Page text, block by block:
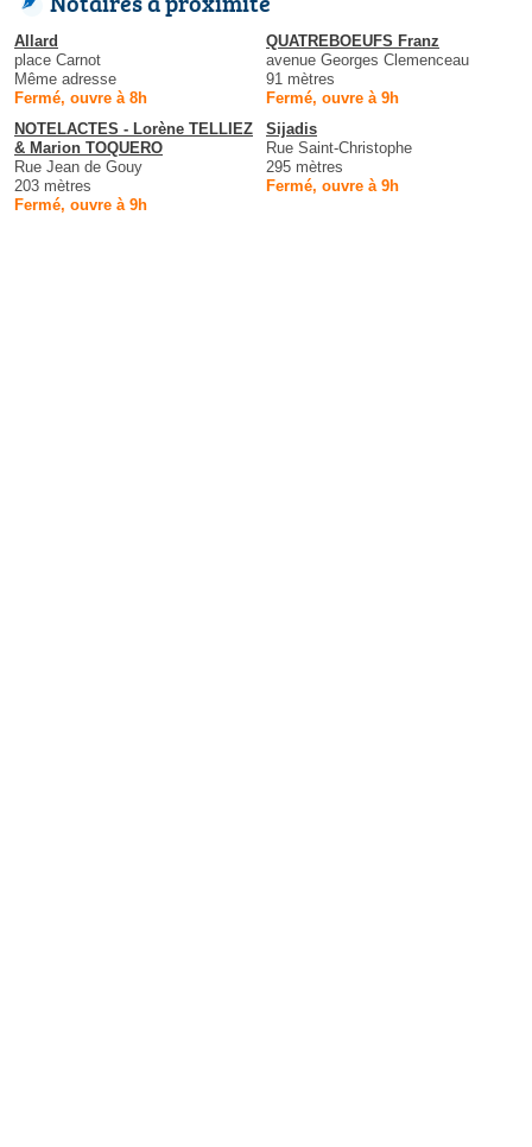
Allard
place Carnot
Même adresse
Fermé, ouvre à 8h
QUATREBOEUFS Franz
avenue Georges Clemenceau
91 mètres
Fermé, ouvre à 9h
NOTELACTES - Lorène TELLIEZ
& Marion TOQUERO
Rue Jean de Gouy
203 mètres
Fermé, ouvre à 9h
Sijadis
Rue Saint-Christophe
295 mètres
Fermé, ouvre à 9h